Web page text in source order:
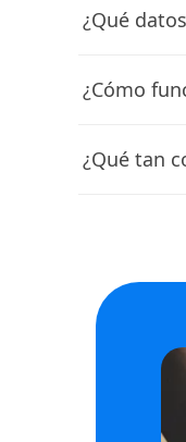
¿Qué
¿Cómo
¿Qué tan